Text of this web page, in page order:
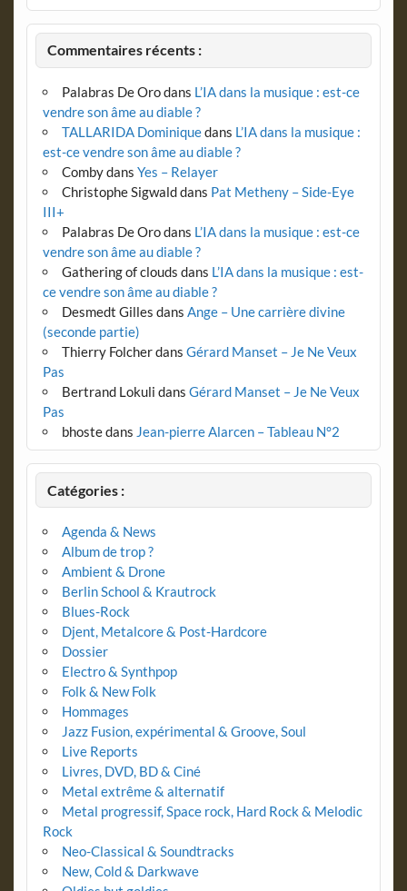
Commentaires récents :
Palabras De Orodans L’IA dans la musique : est-ce
vendre son âme au diable ?
TALLARIDA Dominiquedans L’IA dans la musique :
est-ce vendre son âme au diable ?
Combydans Yes – Relayer
Christophe Sigwalddans Pat Metheny – Side-Eye
III+
Palabras De Orodans L’IA dans la musique : est-ce
vendre son âme au diable ?
Gathering of clouds dans L’IA dans la musique : est-
ce vendre son âme au diable ?
Desmedt Gilles dans Ange – Une carrière divine
(seconde partie)
Thierry Folcherdans Gérard Manset – Je Ne Veux
Pas
Bertrand Lokuli dans Gérard Manset – Je Ne Veux
Pas
bhostedans Jean-pierre Alarcen – Tableau N°2
Catégories :
Agenda & News
Album de trop ?
Ambient & Drone
Berlin School & Krautrock
Blues-Rock
Djent, Metalcore & Post-Hardcore
Dossier
Electro & Synthpop
Folk & New Folk
Hommages
Jazz Fusion, expérimental & Groove, Soul
Live Reports
Livres, DVD, BD & Ciné
Metal extrême & alternatif
Metal progressif, Space rock, Hard Rock & Melodic
Rock
Neo-Classical & Soundtracks
New, Cold & Darkwave